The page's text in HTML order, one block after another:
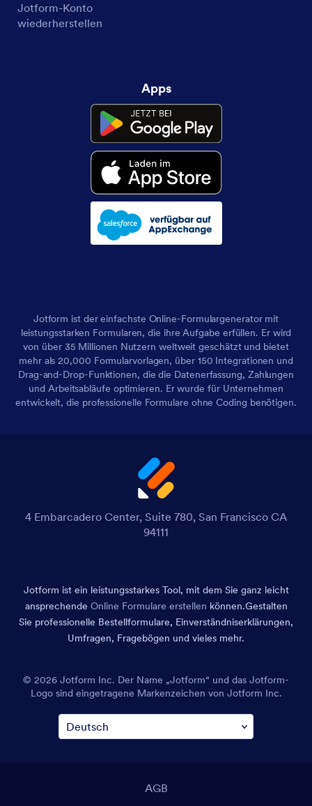
Jotform-Konto
wiederherstellen
Apps
Jotform ist der einfachste Online-Formulargenerator mit
leistungsstarken Formularen, die ihre Aufgabe erfüllen. Er wird
von über 35 Millionen Nutzern weltweit geschätzt und bietet
mehr als 20,000 Formularvorlagen, über 150 Integrationen und
Drag-and-Drop-Funktionen, die die Datenerfassung, Zahlungen
und Arbeitsabläufe optimieren. Er wurde für Unternehmen
entwickelt, die professionelle Formulare ohne Coding benötigen.
4 Embarcadero Center, Suite 780, San Francisco CA
94111
Jotform ist ein leistungsstarkes Tool, mit dem Sie ganz leicht
ansprechende Online Formulare erstellen können.Gestalten
Sie professionelle Bestellformulare, Einverständniserklärungen,
Umfragen, Fragebögen und vieles mehr.
© 2026 Jotform Inc. Der Name „Jotform“ und das Jotform-
Logo sind eingetragene Markenzeichen von Jotform Inc.
AGB